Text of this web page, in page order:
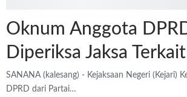
Oknum Anggota
Diperiksa Jaksa
SANANA (kalesang) - Kejaksaan Negeri (Kejari)
DPRD dari Partai…